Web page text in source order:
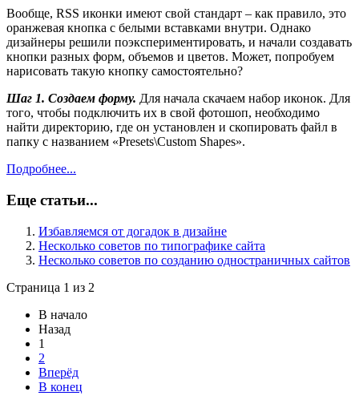
Вообще, RSS иконки имеют свой стандарт – как правило, это
оранжевая кнопка с белыми вставками внутри. Однако
дизайнеры решили поэкспериментировать, и начали создавать
кнопки разных форм, объемов и цветов. Может, попробуем
нарисовать такую кнопку самостоятельно?
Шаг 1. Создаем форму. Для начала скачаем набор иконок. Для
того, чтобы подключить их в свой фотошоп, необходимо
найти директорию, где он установлен и скопировать файл в
папку с названием «Presets\Custom Shapes».
Подробнее...
Еще статьи...
Избавляемся от догадок в дизайне
Несколько советов по типографике сайта
Несколько советов по созданию одностраничных сайтов
Страница 1 из 2
В начало
Назад
1
2
Вперёд
В конец